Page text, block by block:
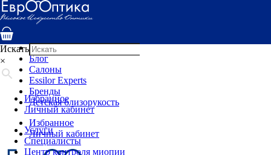
Услуги
Специалисты
Детская оптика
Блог
Салоны
Essilor Experts
Бренды
Детская близорукость
Избранное
Личный кабинет
Искать
×
Избранное
Личный кабинет
Услуги
Специалисты
Центр контроля миопии